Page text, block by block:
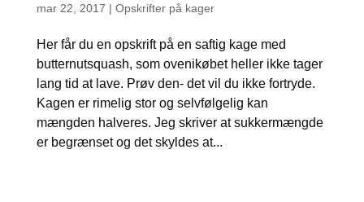
mar 22, 2017 | Opskrifter på kager
Her får du en opskrift på en saftig kage med
butternutsquash, som ovenikøbet heller ikke tager
lang tid at lave. Prøv den- det vil du ikke fortryde.
Kagen er rimelig stor og selvfølgelig kan
mængden halveres. Jeg skriver at sukkermængde
er begrænset og det skyldes at...